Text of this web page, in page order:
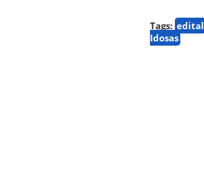
Tags: edital
Idosas